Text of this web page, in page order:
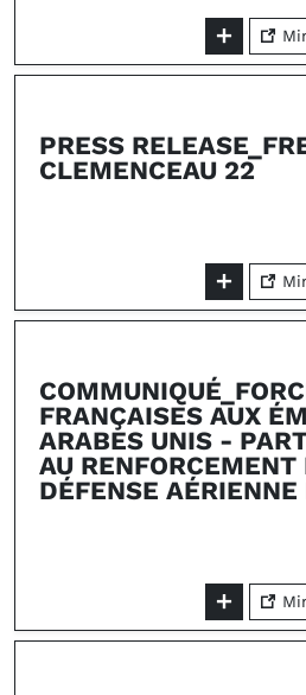
PRESS
CLEMENCEAU 22
FRANÇAISES AUX
ARABES UNIS -
AU RENFORCEMENT
DÉFENSE AÉRIENNE